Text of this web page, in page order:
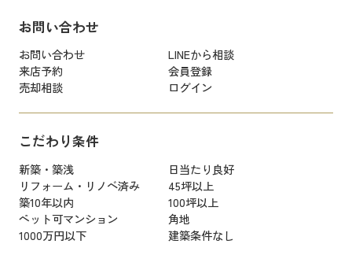
お問い合わせ
お問い合わせ
LINEから相談
来店予約
会員登録
売却相談
ログイン
こだわり条件
新築・築浅
日当たり良好
リフォーム・リノベ済み
45坪以上
築10年以内
100坪以上
ペット可マンション
角地
1000万円以下
建築条件なし